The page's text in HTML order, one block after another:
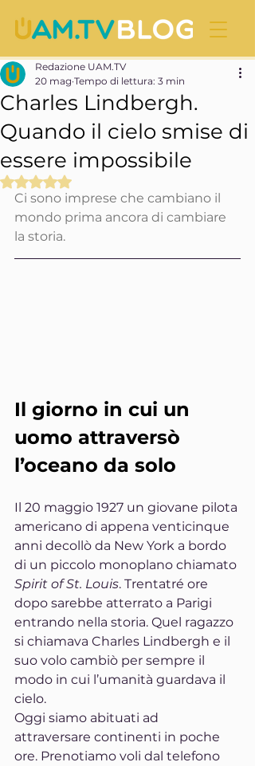
Charles Lindbergh.
Quando il cielo smise di
essere impossibile
Redazione UAM.TV
20 mag Tempo di lettura: 3 min
Valutazione NaN stelle su 5.
Ci sono imprese che cambiano il
mondo prima ancora di cambiare
la storia.
Il giorno in cui un
uomo attraversò
l’oceano da solo
Il 20 maggio 1927 un giovane pilota
americano di appena venticinque
anni decollò da New York a bordo
di un piccolo monoplano chiamato
Spirit of St. Louis. Trentatré ore
dopo sarebbe atterrato a Parigi
entrando nella storia. Quel ragazzo
si chiamava Charles Lindbergh e il
suo volo cambiò per sempre il
modo in cui l’umanità guardava il
cielo.
Oggi siamo abituati ad
attraversare continenti in poche
ore. Prenotiamo voli dal telefono